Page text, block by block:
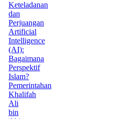
Keteladanan
dan
Perjuangan
Artificial
Intelligence
(AI):
Bagaimana
Perspektif
Islam?
Pemerintahan
Khalifah
Ali
bin